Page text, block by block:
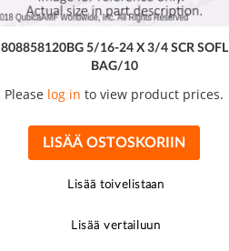
808858120BG 5/16-24 X 3/4 SCR SOFL
BAG/10
Please log in to view product prices.
LISÄÄ OSTOSKORIIN
Lisää toivelistaan
Lisää vertailuun